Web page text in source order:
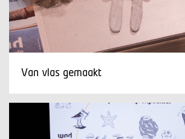
Van vlas gemaakt